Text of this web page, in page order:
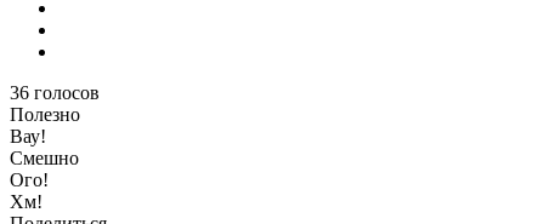
36 голосов
Полезно
Вау!
Смешно
Ого!
Хм!